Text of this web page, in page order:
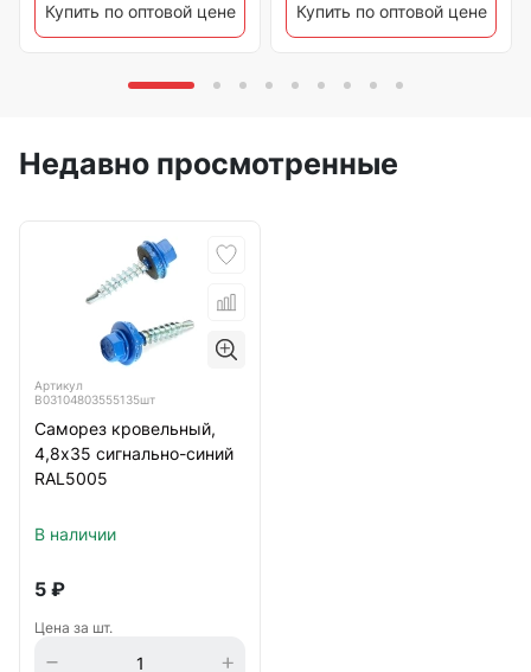
Купить по оптовой цене Купить по оптовой цене
Недавно просмотренные
Артикул
B03104803555135шт
Саморез кровельный,
4,8х35 сигнально-синий
RAL5005
В наличии
5 ₽
Цена за шт.